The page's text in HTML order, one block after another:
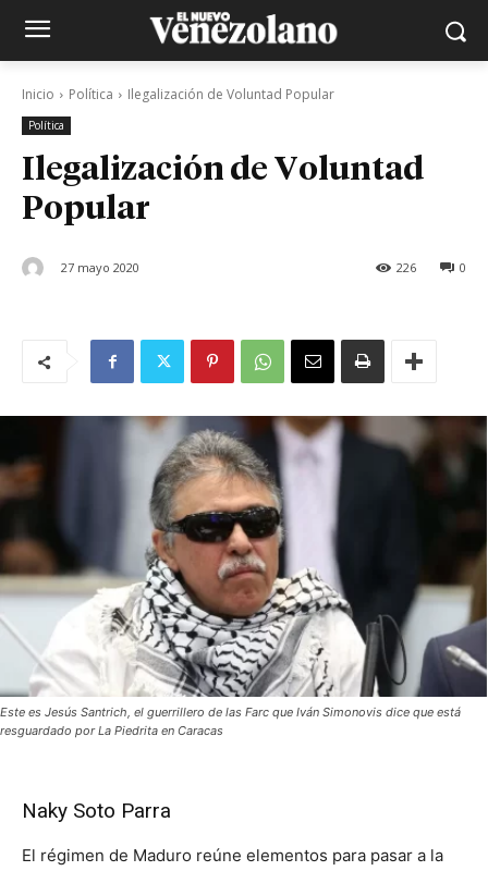
Inicio Política Ilegalización de Voluntad Popular
Política
Ilegalización de Voluntad
Popular
27 mayo 2020 0
226
Este es Jesús Santrich, el guerrillero de las Farc que Iván Simonovis dice que está
resguardado por La Piedrita en Caracas
Naky Soto Parra
El régimen de Maduro reúne elementos para pasar a la